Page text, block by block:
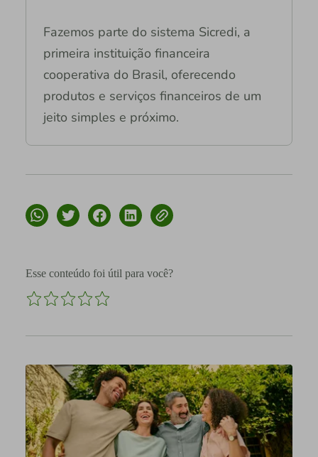
Fazemos parte do sistema Sicredi, a
primeira instituição financeira
cooperativa do Brasil, oferecendo
produtos e serviços financeiros de um
jeito simples e próximo.
Esse conteúdo foi útil para você?